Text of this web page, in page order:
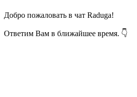
Добро пожаловать в чат Raduga!
Ответим Вам в ближайшее время. 👇